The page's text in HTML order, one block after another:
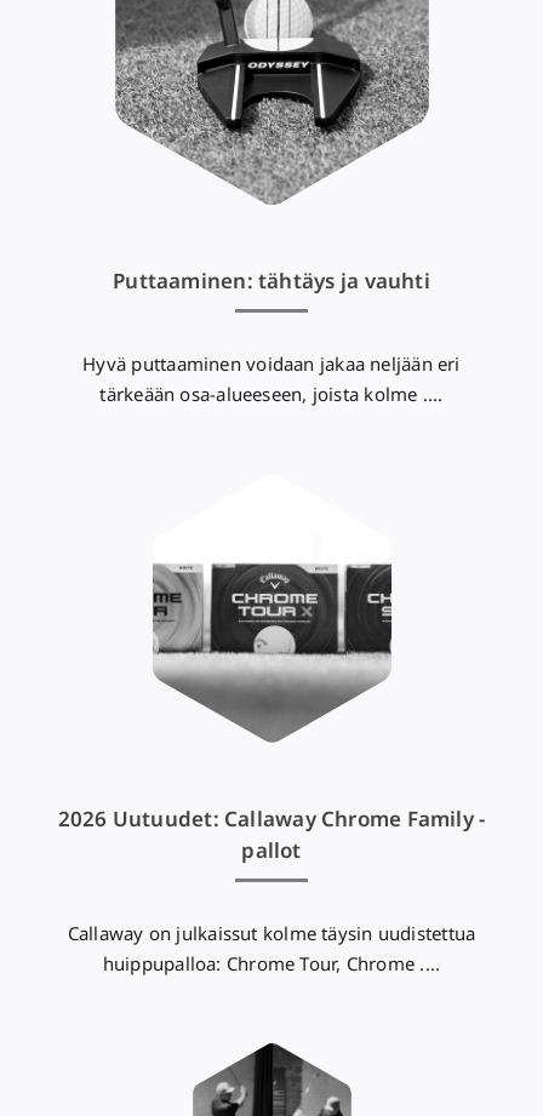
Puttaaminen: tähtäys ja vauhti
Hyvä puttaaminen voidaan jakaa neljään eri
tärkeään osa-alueeseen, joista kolme ....
2026 Uutuudet: Callaway Chrome Family -
pallot
Callaway on julkaissut kolme täysin uudistettua
huippupalloa: Chrome Tour, Chrome ....